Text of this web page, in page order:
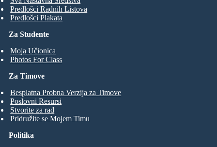
Za Studente
Moja Učionica
Photos For Class
Predlošci Radnih Listova
Predlošci Plakata
Za Timove
Besplatna Probna Verzija za Timove
Poslovni Resursi
Stvorite za rad
Pridružite se Mojem Timu
Politika